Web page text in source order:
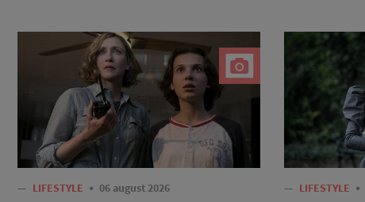
— LIFESTYLE 06 august 2026 — LIFESTYLE